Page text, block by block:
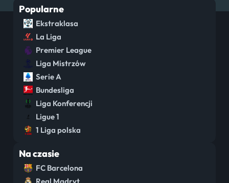
Popularne
Ekstraklasa
La Liga
Premier League
Liga Mistrzów
Serie A
Bundesliga
Liga Konferencji
Ligue 1
1 Liga polska
Na czasie
FC Barcelona